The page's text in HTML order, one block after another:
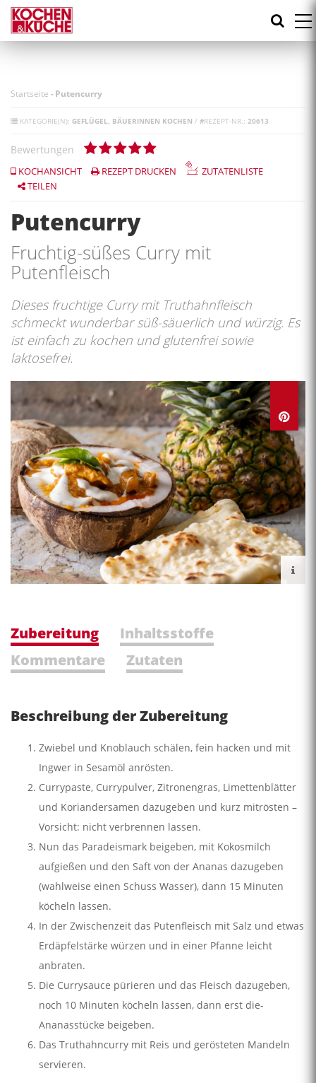
Direkt
zum
Inhalt
Startseite -Putencurry
KATEGORIE(N): GEFLÜGEL BÄUERINNEN KOCHEN / #REZEPT-NR.: 20613
Bewertungen
KOCHANSICHT REZEPT DRUCKEN
ZUTATENLISTE
TEILEN
Putencurry
Fruchtig-süßes Curry mit
Putenfleisch
Dieses fruchtige Curry mit Truthahnfleisch
schmeckt wunderbar süß-säuerlich und würzig. Es
ist einfach zu kochen und glutenfrei sowie
laktosefrei.
Zubereitung
Inhaltsstoffe
Kommentare
Zutaten
Beschreibung der Zubereitung
Zwiebel und Knoblauch schälen, fein hacken und mit
Ingwer in Sesamöl anrösten.
Currypaste, Currypulver, Zitronengras, Limettenblätter
und Koriandersamen dazugeben und kurz mitrösten –
Vorsicht: nicht verbrennen lassen.
Nun das Paradeismark beigeben, mit Kokosmilch
aufgießen und den Saft von der Ananas dazugeben
(wahlweise einen Schuss Wasser), dann 15 Minuten
köcheln lassen.
In der Zwischenzeit das Putenfleisch mit Salz und etwas
Erdäpfelstärke würzen und in einer Pfanne leicht
anbraten.
Die Currysauce pürieren und das Fleisch dazugeben,
noch 10 Minuten köcheln lassen, dann erst die­
Ananasstücke beigeben.
Das Truthahncurry mit Reis und gerösteten Mandeln
servieren.